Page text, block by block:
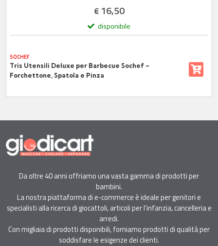
€16,50
disponibile
SOCHEF
Tris Utensili Deluxe per Barbecue Sochef –
Forchettone, Spatola e Pinza
Da oltre 40 anni offriamo una vasta gamma di prodotti per
bambini.
La nostra piattaforma di e-commerce è ideale per genitori e
specialisti alla ricerca di giocattoli, articoli per l'infanzia, cancelleria e
arredi.
Con migliaia di prodotti disponibili, forniamo prodotti di qualità per
soddisfare le esigenze dei clienti.